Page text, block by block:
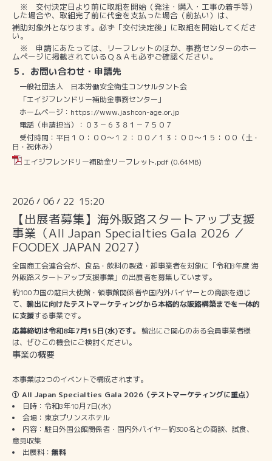
※ 交付決定日より前に取組を開始（発注・購入・工事の着手等）
した場合や、取組完了前に代金を支払った場合（前払い）は、
補助対象外となります。必ず「交付決定後」に取組を開始してくださ
い。
※
申請にあたっては、リーフレットのほか、事務センターのホー
ムページに掲載されているＱ＆Ａも必ずご確認ください。
５．お問い合わせ・申請先
一般社団法人 日本労働安全衛生コンサルタント会
「エイジフレンドリー補助金事務センター」
ホームページ： https://www.jashcon-age.or.jp
電話（申請担当）：０３－６３８１－７５０７
受付時間：平日１０：００～１２：００／１３：００～１５：００（土・
日・祝休み）
エイジフレンドリー補助金リーフレット.pdf (0.64MB)
2026 / 06 / 22 15:20
【出展者募集】海外販路スタートアップ支援
事業（All Japan Specialties Gala 2026 ／
FOODEX JAPAN 2027）
全国商工会連合会が、食品・飲料の製造・卸事業者を対象に「令和8年度 海
外販路スタートアップ支援事業」の出展者を募集しています。
約100カ国の駐日大使館・領事館関係者や国内外バイヤーとの商談を通じ
て、 輸出に向けたテストマーケティングから本格的な販路構築までを一体的
に支援する事業です。
応募締切は令和8年7月15日(水)です。 輸出にご関心のある会員事業者様
は、ぜひこの機会にご検討ください。
事業の概要
本事業は2つのイベントで構成されます。
① All Japan Specialties Gala 2026（テストマーケティングに重点）
日時：令和8年10月7日(水)
会場：東京プリンスホテル
内容：駐日外国公館関係者・国内外バイヤー約300名との商談、試食、
意見収集
出展料： 無料